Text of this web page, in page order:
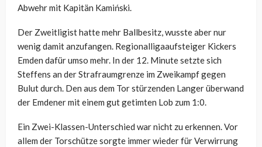
Abwehr mit Kapitän Kamiński.
Der Zweitligist hatte mehr Ballbesitz, wusste aber nur
wenig damit anzufangen. Regionalligaaufsteiger Kickers
Emden dafür umso mehr. In der 12. Minute setzte sich
Steffens an der Strafraumgrenze im Zweikampf gegen
Bulut durch. Den aus dem Tor stürzenden Langer überwand
der Emdener mit einem gut getimten Lob zum 1:0.
Ein Zwei-Klassen-Unterschied war nicht zu erkennen. Vor
allem der Torschütze sorgte immer wieder für Verwirrung